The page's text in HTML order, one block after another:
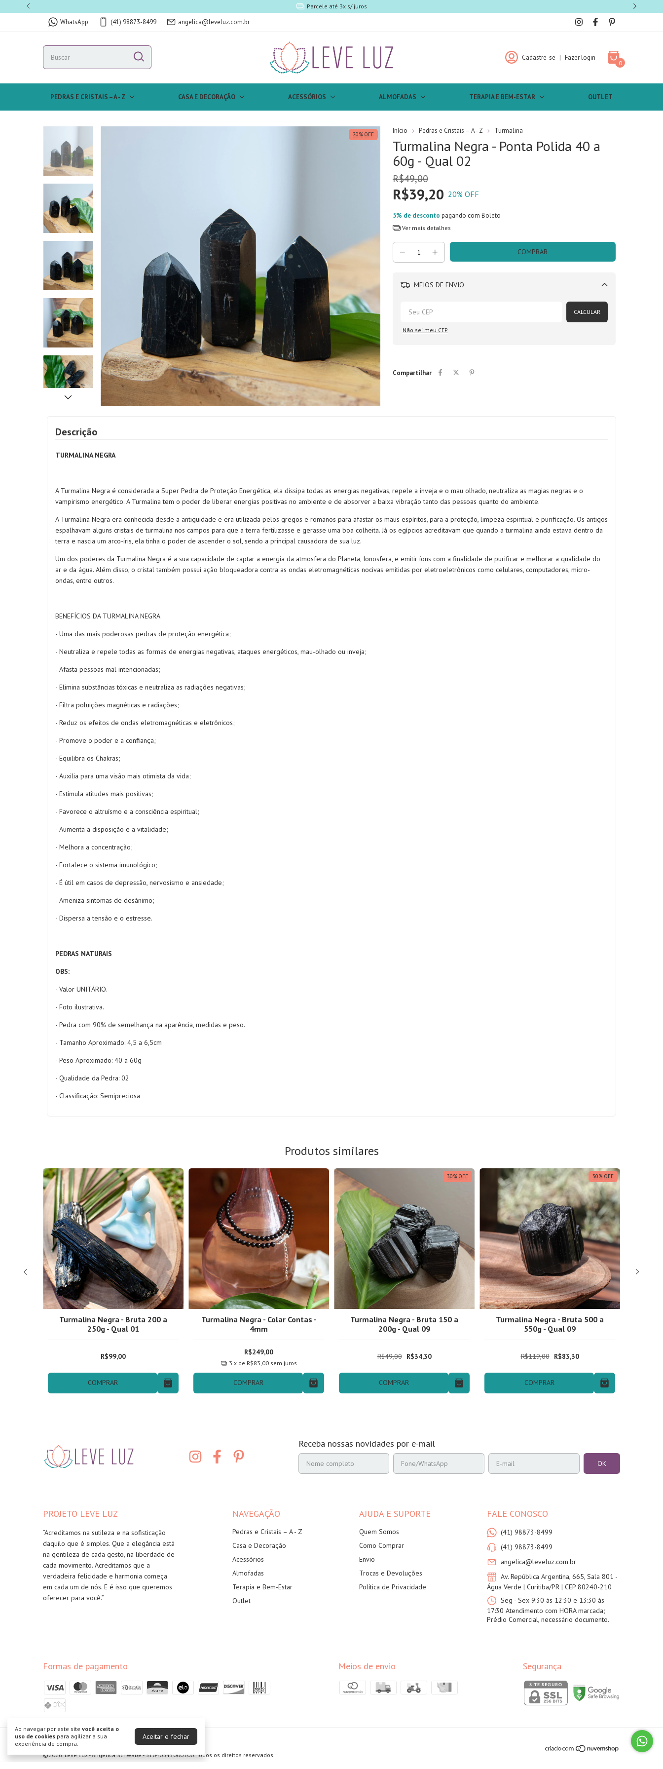
Parcele até 3x s/ juros
WhatsApp (41) 98873-8499 angelica@leveluz.com.br
Cadastre-se | Fazer login
0
PEDRAS E CRISTAIS – A - Z CASA E DECORAÇÃO ACESSÓRIOS ALMOFADAS TERAPIA E BEM-ESTAR OUTLET
Ao navegar por este site você aceita o
uso de cookies para agilizar a sua
experiência de compra.
Aceitar e fechar
20% OFF Início Pedras e Cristais – A - Z Turmalina
Turmalina Negra - Ponta Polida 40 a
60g - Qual 02
R$49,00
R$39,20 20% OFF
5% de desconto pagando com Boleto
Ver mais detalhes
MEIOS DE ENVIO
Alterar CEP
CALCULAR
Não sei meu CEP
Compartilhar
Descrição
TURMALINA NEGRA
A Turmalina Negra é considerada a Super Pedra de Proteção Energética, ela dissipa todas as energias negativas, repele a inveja e o mau olhado, neutraliza as magias negras e o
vampirismo energético. A Turmalina tem o poder de liberar energias positivas no ambiente e de absorver a baixa vibração tanto das pessoas quanto do ambiente.
A Turmalina Negra era conhecida desde a antiguidade e era utilizada pelos gregos e romanos para afastar os maus espíritos, para a proteção, limpeza espiritual e purificação. Os antigos
espalhavam alguns cristais de turmalina nos campos para que a terra fertilizasse e gerasse uma boa colheita. Já os egípcios acreditavam que quando a turmalina ainda estava dentro da
terra e nascia um arco-íris, ela tinha o poder de ascender o sol, sendo a principal causadora de sua luz.
Um dos poderes da Turmalina Negra é a sua capacidade de captar a energia da atmosfera do Planeta, Ionosfera, e emitir íons com a finalidade de purificar e melhorar a qualidade do
ar e da água. Além disso, o cristal também possui ação bloqueadora contra as ondas eletromagnéticas nocivas emitidas por eletroeletrônicos como celulares, computadores, micro-
ondas, entre outros.
BENEFÍCIOS DA TURMALINA NEGRA
- Uma das mais poderosas pedras de proteção energética;
- Neutraliza e repele todas as formas de energias negativas, ataques energéticos, mau-olhado ou inveja;
- Afasta pessoas mal intencionadas;
- Elimina substâncias tóxicas e neutraliza as radiações negativas;
- Filtra poluições magnéticas e radiações;
- Reduz os efeitos de ondas eletromagnéticas e eletrônicos;
- Promove o poder e a confiança;
- Equilibra os Chakras;
- Auxilia para uma visão mais otimista da vida;
- Estimula atitudes mais positivas;
- Favorece o altruísmo e a consciência espiritual;
- Aumenta a disposição e a vitalidade;
- Melhora a concentração;
- Fortalece o sistema imunológico;
- É útil em casos de depressão, nervosismo e ansiedade;
- Ameniza sintomas de desânimo;
- Dispersa a tensão e o estresse.
PEDRAS NATURAIS
OBS:
- Valor UNITÁRIO.
- Foto ilustrativa.
- Pedra com 90% de semelhança na aparência, medidas e peso.
- Tamanho Aproximado: 4,5 a 6,5cm
- Peso Aproximado: 40 a 60g
- Qualidade da Pedra: 02
- Classificação: Semipreciosa
Produtos similares
Turmalina Negra - Bruta 200 a
250g - Qual 01
R$99,00
COMPRAR
Turmalina Negra - Colar Contas -
4mm
R$249,00
3 x de R$83,00 sem juros
COMPRAR
30% OFF
Turmalina Negra - Bruta 150 a
200g - Qual 09
R$49,00 R$34,30
COMPRAR
30% OFF
Turmalina Negra - Bruta 500 a
550g - Qual 09
R$119,00 R$83,30
COMPRAR
Receba nossas novidades por e-mail
PROJETO LEVE LUZ
“Acreditamos na sutileza e na sofisticação
daquilo que é simples. Que a elegância está
na gentileza de cada gesto, na liberdade de
cada movimento. Acreditamos que a
verdadeira felicidade e harmonia começa
em cada um de nós. E é isso que queremos
oferecer para você.”
NAVEGAÇÃO
Pedras e Cristais – A - Z
Casa e Decoração
Acessórios
Almofadas
Terapia e Bem-Estar
Outlet
AJUDA E SUPORTE
Quem Somos
Como Comprar
Envio
Trocas e Devoluções
Política de Privacidade
FALE CONOSCO
(41) 98873-8499
(41) 98873-8499
angelica@leveluz.com.br
Av. República Argentina, 665, Sala 801 -
Água Verde | Curitiba/PR | CEP 80240-210
Seg - Sex 9:30 às 12:30 e 13:30 às
17:30 Atendimento com HORA marcada;
Prédio Comercial, necessário documento.
Formas de pagamento Meios de envio Segurança
Leve Luz
©2026. Leve Luz - Angélica Schwabe - 31040345000100. Todos os direitos reservados.